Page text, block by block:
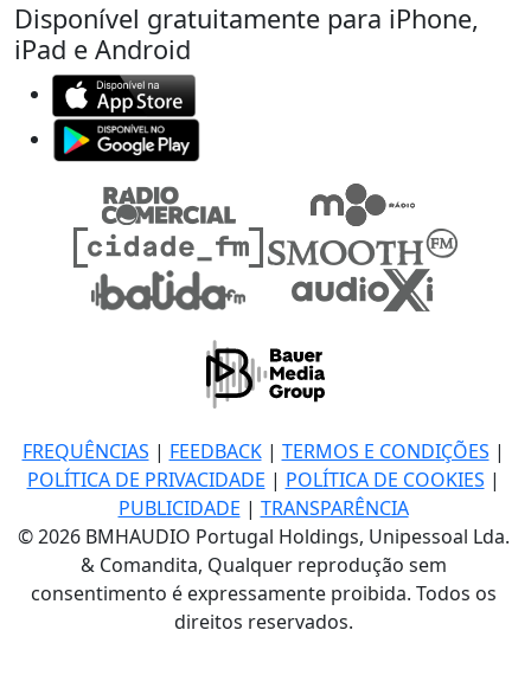
Disponível gratuitamente para iPhone,
iPad e Android
FREQUÊNCIAS | FEEDBACK| TERMOS E CONDIÇÕES |
POLÍTICA DE PRIVACIDADE | POLÍTICA DE COOKIES |
PUBLICIDADE | TRANSPARÊNCIA
© 2026 BMHAUDIO Portugal Holdings, Unipessoal Lda.
& Comandita, Qualquer reprodução sem
consentimento é expressamente proibida. Todos os
direitos reservados.